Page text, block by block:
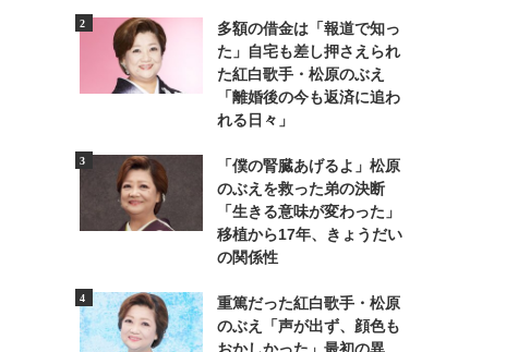
多額の借金は「報道で知っ
た」自宅も差し押さえられ
た紅白歌手・松原のぶえ
「離婚後の今も返済に追わ
れる日々」
「僕の腎臓あげるよ」松原
のぶえを救った弟の決断
「生きる意味が変わった」
移植から17年、きょうだい
の関係性
重篤だった紅白歌手・松原
のぶえ「声が出ず、顔色も